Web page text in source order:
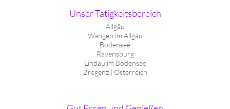
Unser Tätigkeitsbereich
Allgäu
Wangen im Allgäu
Bodensee
Ravensburg
Lindau im Bodensee
Bregenz | Österreich